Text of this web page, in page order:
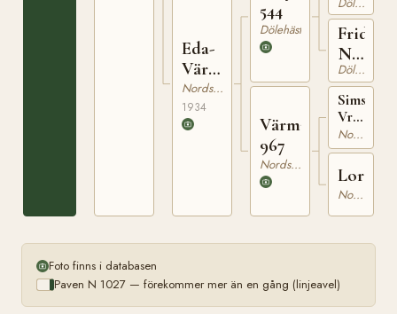
Eda-
Värma
6968Nordsvensk Brukshäst
1934
544
Dölehäst
Värma
967
Nordsvensk Brukshäst
689
Frida
N
2665
Dölehäst
Simson
Vrml.
h.r.
345
Nordsvensk Brukshäst
Lorda
Nordsvensk Brukshäst
Foto finns i databasen
Paven N 1027 — förekommer mer än en gång (linjeavel)